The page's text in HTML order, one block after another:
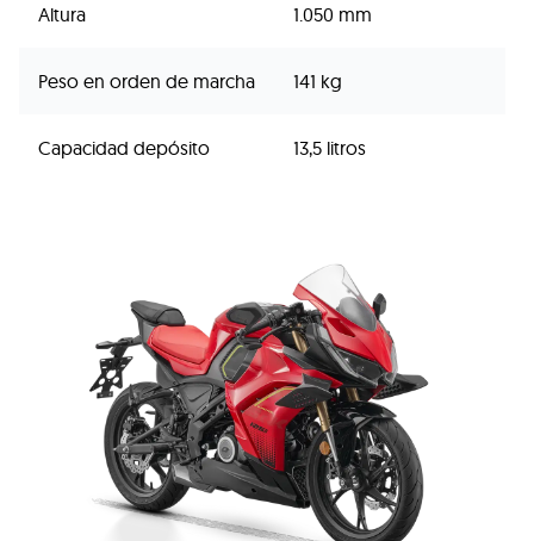
Altura 1.050 mm
Peso en orden de marcha 141 kg
Capacidad depósito 13,5 litros